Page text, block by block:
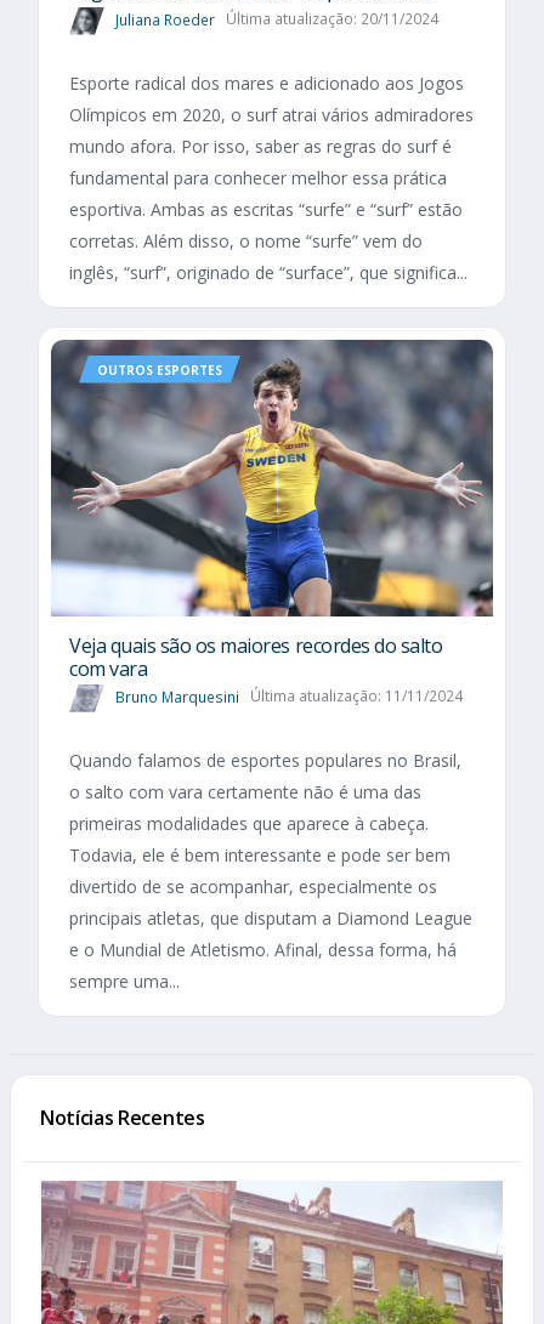
Juliana Roeder Última atualização: 20/11/2024
Esporte radical dos mares e adicionado aos Jogos
Olímpicos em 2020, o surf atrai vários admiradores
mundo afora. Por isso, saber as regras do surf é
fundamental para conhecer melhor essa prática
esportiva. Ambas as escritas “surfe” e “surf” estão
corretas. Além disso, o nome “surfe” vem do
inglês, “surf”, originado de “surface”, que significa...
OUTROS ESPORTES
Veja quais são os maiores recordes do salto
com vara
Bruno Marquesini Última atualização: 11/11/2024
Quando falamos de esportes populares no Brasil,
o salto com vara certamente não é uma das
primeiras modalidades que aparece à cabeça.
Todavia, ele é bem interessante e pode ser bem
divertido de se acompanhar, especialmente os
principais atletas, que disputam a Diamond League
e o Mundial de Atletismo. Afinal, dessa forma, há
sempre uma...
Notícias Recentes